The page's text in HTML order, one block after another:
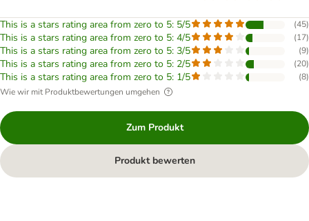
This is a stars rating area from zero to 5: 5/5 (45)
This is a stars rating area from zero to 5: 4/5 (17)
This is a stars rating area from zero to 5: 3/5 (9)
This is a stars rating area from zero to 5: 2/5 (20)
This is a stars rating area from zero to 5: 1/5 (8)
Wie wir mit Produktbewertungen umgehen
Zum Produkt
Produkt bewerten